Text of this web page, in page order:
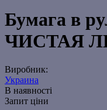
Бумага в
ЧИСТАЯ
Виробник:
Украина
В наявності
Запит ціни